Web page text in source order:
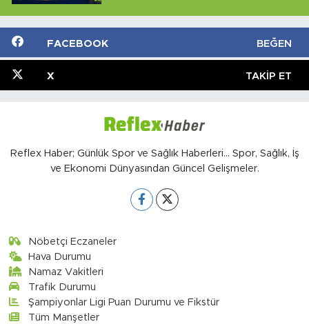
FACEBOOK BEĞEN
X TAKIP ET
Reflex Haber; Günlük Spor ve Sağlık Haberleri... Spor, Sağlık, İş
ve Ekonomi Dünyasından Güncel Gelişmeler.
Nöbetçi Eczaneler
Hava Durumu
Namaz Vakitleri
Trafik Durumu
Şampiyonlar Ligi Puan Durumu ve Fikstür
Tüm Manşetler